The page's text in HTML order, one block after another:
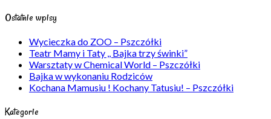
Ostatnie wpisy
Wycieczka do ZOO – Pszczółki
Teatr Mamy i Taty ,, Bajka trzy świnki”
Warsztaty w Chemical World – Pszczółki
Bajka w wykonaniu Rodziców
Kochana Mamusiu ! Kochany Tatusiu! – Pszczółki
Kategorie